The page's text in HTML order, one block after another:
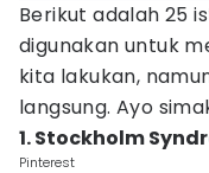
Berikut adalah 25
digunakan untuk
kita lakukan,
langsung. Ayo
1. Stockholm
Pinterest